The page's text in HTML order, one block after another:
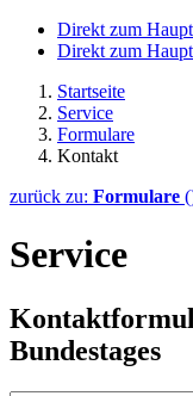
Direkt zum
Direkt zum
Startseite
Service
Formulare
Kontakt
zurück zu: Formulare
Service
Bundestages